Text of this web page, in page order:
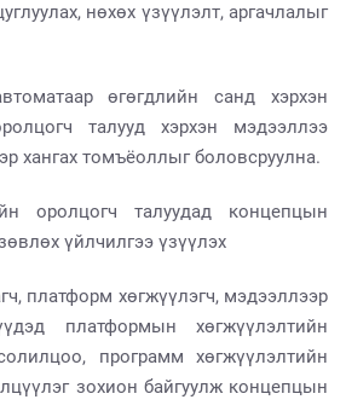
нөхөх үзүүлэлт, аргачлалыг
өгөгдлийн санд хэрхэн
талууд хэрхэн мэдээллээ
хангах томъёоллыг боловсруулна.
оролцогч талуудад концепцын
үйлчилгээ үзүүлэх
платформ хөгжүүлэгч, мэдээллээр
платформын хөгжүүлэлтийн
программ хөгжүүлэлтийн
зохион байгуулж концепцын